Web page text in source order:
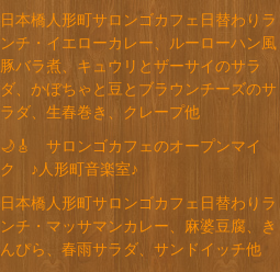
日本橋人形町サロンゴカフェ日替わりラ
ンチ・イエローカレー、ルーローハン風
豚バラ煮、キュウリとザーサイのサラ
ダ、かぼちゃと豆とブラウンチーズのサ
ラダ、生春巻き、クレープ他
🌙🎸 サロンゴカフェのオープンマイ
ク ♪人形町音楽室♪
日本橋人形町サロンゴカフェ日替わりラ
ンチ・マッサマンカレー、麻婆豆腐、き
んぴら、春雨サラダ、サンドイッチ他